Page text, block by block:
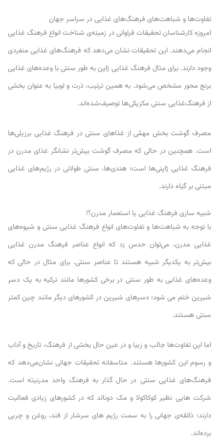
تفاوت‌ها و شباهت‌های فرهنگ‌های غذایی در سراسر جهان
امروزه کارشناسان تحقیقات فراوانی در زمینه‌ی شناخت انواع فرهنگ غذایی
انجام می‌دهند. این تحقیقات نشان می‌دهد که فرهنگ‌های غذایی منفردی
وجود دارند. برای مثال فرهنگ غذایی ژاپن به طور سنتی با وعده‌های غذایی
برنج محور مشخص می‌شود. به همین ترتیب، ذرت و لوبیا به عنوان بخشی
از فرهنگ‌غذایی سنتی مکزیکی‌ها توصیف‌شده‌اند.
مصرف گوشت بخش مهمّی از غذاهای سنتی در فرهنگ غذایی برزیلی‌ها
است. همچنین در حالی که مصرف گوشت بیش‌تر نشانگر غذای مدرن در
فرهنگ غذایی ژاپنی‌ها است؛ هندی‌ها، سنتی طولانی در رژیم‌های غذایی
مبتنی بر گیاه دارند.
شبیه سازی فرهنگ غذایی یا استعمار مدرن؟!
با توجه به شباهت‌ها و تفاوت‌های انواع فرهنگ‌ غذایی سنتی و شیوه‌های
غذایی مدرن، می‌توان حدس زد که انواع عناصر فرهنگ‌ مدرن غذایی
بیش‌تر به یکدیگر شبیه هستند تا عناصر سنتی. برای مثال در حالی که
وعده‌های غذایی به طور سنتی در برخی کشورها مانند ترکیه به یک دسر
شیرین ختم می شود؛ دسرهای شیرین در کشورهای دیگر مانند چین کمتر
سنتی هستند.
اما این تفاوت‌ها جالب و زیبا و در عین حال بخشی از فرهنگ، تاریخ و آداب
و رسوم این کشورها هستند. متاسفانه تحقیقات جهانی نشان‌می‌دهد که
فرهنگ‌های غذایی سنتی در حال گذار به فرهنگ واحد مدرنیته است.
شرکت هایی نظیر کوکاکولا و مک دونالد که در کشورهای زیادی فعالیت
دارند؛ ذائقه‌ی جهانی را به سمت رژیم های سرشار از قند، روغن و چربی
برده‌اند.